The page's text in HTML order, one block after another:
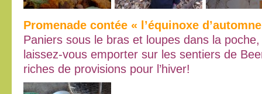
Promenade contée « l’équinoxe
Paniers sous le bras et loupes dans la
laissez-vous emporter sur les sentiers de
riches de provisions pour l’hiver!